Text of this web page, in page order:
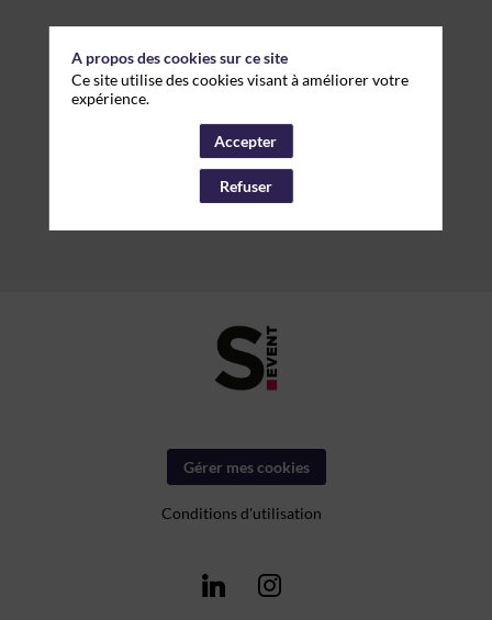
Gérer mes cookies
Conditions d'utilisation
A propos des cookies sur ce site
Ce site utilise des cookies visant à améliorer votre
expérience.
Accepter
Refuser